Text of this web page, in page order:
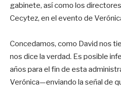
gabinete, así como los
Cecytez, en el evento de
Concedamos, como David nos
nos dice la verdad. Es posible
años para el fin de esta
Verónica—enviando la señal de